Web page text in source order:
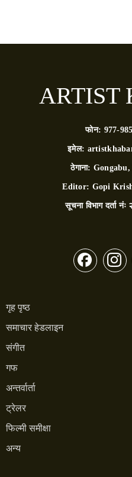
ARTIST
फोन: 977-
इमेल:
ठेगाना:
Editor: Gopi
सूचना विभाग दर्ता नंः
गृह पृष्ठ
समाचार हेडलाइन
संगीत
गफ
अन्तर्वार्ता
ट्रेलर
फिल्मी समीक्षा
अन्य